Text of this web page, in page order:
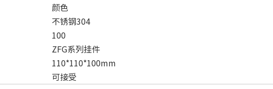
颜色
不锈钢304
100
ZFG系列挂件
110*110*100mm
可接受